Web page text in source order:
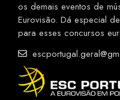
os demais eventos de
Eurovisão. Dá especial
para esses concursos